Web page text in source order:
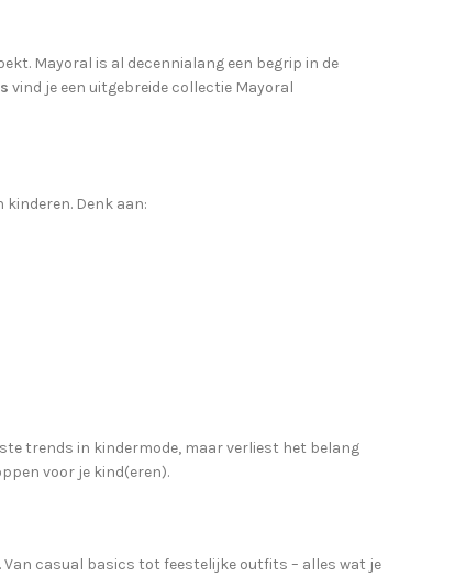
Mayoral is al decennialang een begrip in de
vind je een uitgebreide collectie Mayoral
Denk aan:
trends in kindermode, maar verliest het belang
voor je kind(eren).
casual basics tot feestelijke outfits – alles wat je